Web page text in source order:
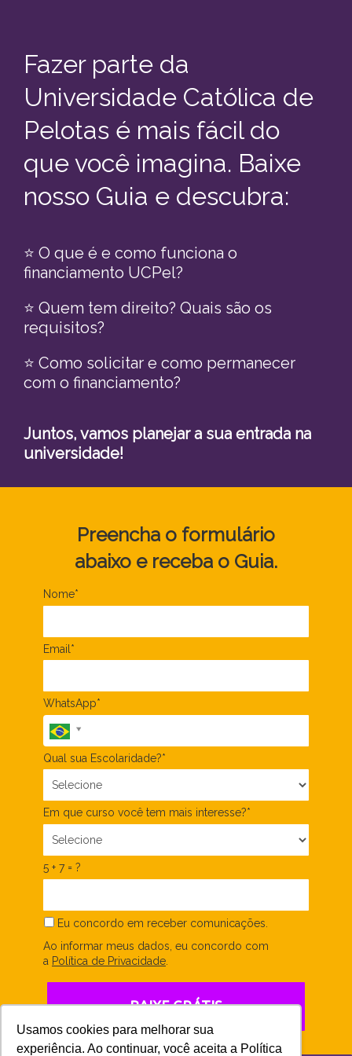
Usamos cookies para melhorar sua
experiência. Ao continuar, você aceita a Política
Fazer parte da
Universidade Católica de
Pelotas é mais fácil do
que você imagina. Baixe
nosso Guia e descubra:
⭐ O que é e como funciona o
financiamento UCPel?
⭐ Quem tem direito? Quais são os
requisitos?
⭐ Como solicitar e como permanecer
com o financiamento?
Juntos, vamos planejar a sua entrada na
universidade!
Preencha o formulário
abaixo e receba o Guia.
Nome*
Email*
WhatsApp*
Qual sua Escolaridade?*
Em que curso você tem mais interesse?*
5 + 7 = ?
Eu concordo em receber comunicações.
Ao informar meus dados, eu concordo com
a Política de Privacidade
BAIXE GRÁTIS